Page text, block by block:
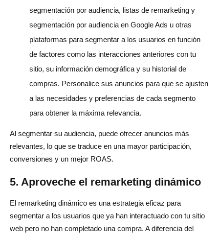
segmentación por audiencia, listas de remarketing y
segmentación por audiencia en Google Ads u otras
plataformas para segmentar a los usuarios en función
de factores como las interacciones anteriores con tu
sitio, su información demográfica y su historial de
compras. Personalice sus anuncios para que se ajusten
a las necesidades y preferencias de cada segmento
para obtener la máxima relevancia.
Al segmentar su audiencia, puede ofrecer anuncios más
relevantes, lo que se traduce en una mayor participación,
conversiones y un mejor ROAS.
5. Aproveche el remarketing dinámico
El remarketing dinámico es una estrategia eficaz para
segmentar a los usuarios que ya han interactuado con tu sitio
web pero no han completado una compra. A diferencia del